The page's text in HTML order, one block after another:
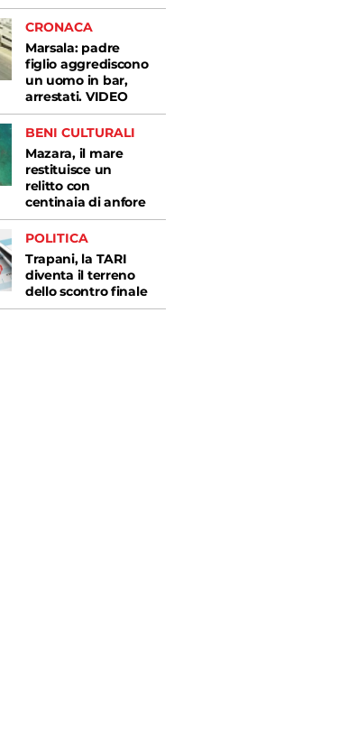
CRONACA
Marsala: padre
figlio aggrediscono
un uomo in bar,
arrestati. VIDEO
BENI CULTURALI
Mazara, il mare
restituisce un
relitto con
centinaia di anfore
POLITICA
Trapani, la TARI
diventa il terreno
dello scontro finale